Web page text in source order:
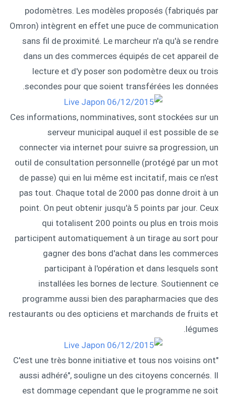
podomètres. Les modèles proposés (fabriqués par
Omron) intègrent en effet une puce de communication
sans fil de proximité. Le marcheur n'a qu'à se rendre
dans un des commerces équipés de cet appareil de
lecture et d'y poser son podomètre deux ou trois
secondes pour que soient transférées les données.
Ces informations, nomminatives, sont stockées sur un
serveur municipal auquel il est possible de se
connecter via internet pour suivre sa progression, un
outil de consultation personnelle (protégé par un mot
de passe) qui en lui même est incitatif, mais ce n'est
pas tout. Chaque total de 2000 pas donne droit à un
point. On peut obtenir jusqu'à 5 points par jour. Ceux
qui totalisent 200 points ou plus en trois mois
participent automatiquement à un tirage au sort pour
gagner des bons d'achat dans les commerces
participant à l'opération et dans lesquels sont
installées les bornes de lecture. Soutiennent ce
programme aussi bien des parapharmacies que des
restaurants ou des opticiens et marchands de fruits et
légumes.
"C'est une très bonne initiative et tous nos voisins ont
aussi adhéré", souligne un des citoyens concernés. Il
est dommage cependant que le programme ne soit